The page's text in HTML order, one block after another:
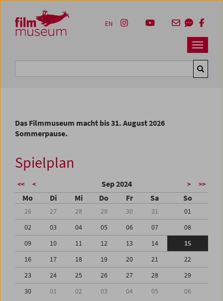
Zum Inhalt
Zum Hauptmenü
Zur Servicenavigation
Zum Suche
Navbar
EN
Das Filmmuseum macht bis 31. August 2026
Sommerpause.
Spielplan
<< < Sep 2024 > >>
Mo Di Mi Do Fr Sa So
26 27 28 29 30 31
01
02
03 04 05 06 07
08
09
10 11 12 13 14
15
16
17 18 19 20 21
22
23
24 25 26 27 28
29
30
01 02 03 04 05 06